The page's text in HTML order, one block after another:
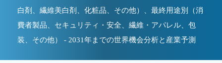
白剤、繊維美白剤、化粧品、その他）、最終用途別（消
費者製品、セキュリティ・安全、繊維・アパレル、包
装、その他） - 2031年までの世界機会分析と産業予測